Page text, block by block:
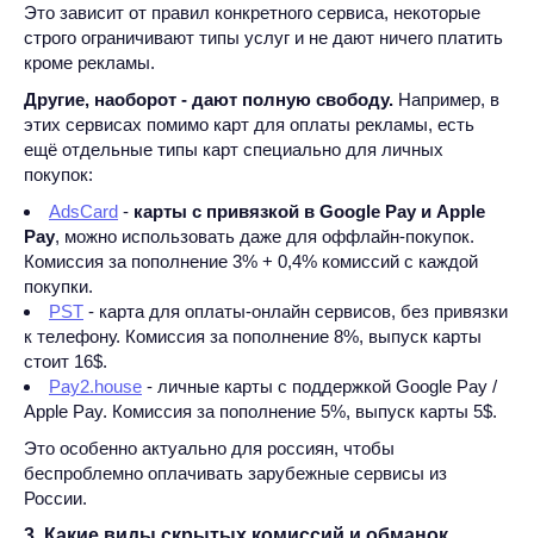
Это зависит от правил конкретного сервиса, некоторые
строго ограничивают типы услуг и не дают ничего платить
кроме рекламы.
Другие, наоборот - дают полную свободу. Например, в
этих сервисах помимо карт для оплаты рекламы, есть
ещё отдельные типы карт специально для личных
покупок:
AdsCard - карты с привязкой в Google Pay и Apple
Pay, можно использовать даже для оффлайн-покупок.
Комиссия за пополнение 3% + 0,4% комиссий с каждой
покупки.
PST - карта для оплаты-онлайн сервисов, без привязки
к телефону. Комиссия за пополнение 8%, выпуск карты
стоит 16$.
Pay2.house - личные карты с поддержкой Google Pay /
Apple Pay. Комиссия за пополнение 5%, выпуск карты 5$.
Это особенно актуально для россиян, чтобы
беспроблемно оплачивать зарубежные сервисы из
России.